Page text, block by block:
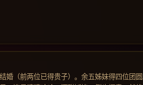
婚（前两位已得贵子）。余五姊妹得四位团